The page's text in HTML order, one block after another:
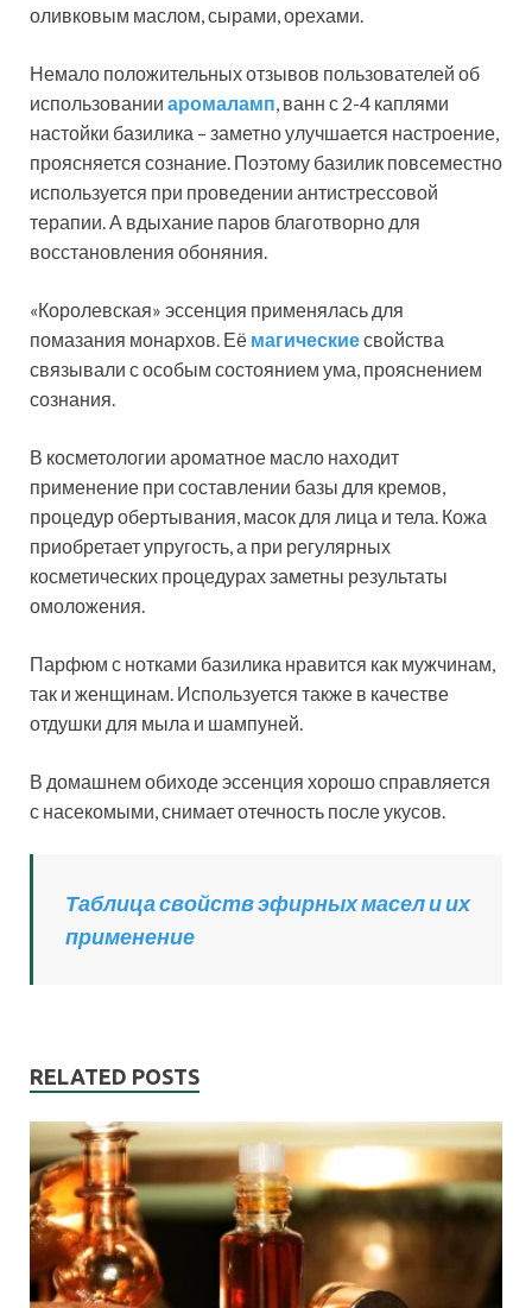
оливковым маслом, сырами, орехами.
Немало положительных отзывов пользователей об
использовании аромаламп, ванн с 2-4 каплями
настойки базилика – заметно улучшается настроение,
проясняется сознание. Поэтому базилик повсеместно
используется при проведении антистрессовой
терапии. А вдыхание паров благотворно для
восстановления обоняния.
«Королевская» эссенция применялась для
помазания монархов. Её магическиесвойства
связывали с особым состоянием ума, прояснением
сознания.
В косметологии ароматное масло находит
применение при составлении базы для кремов,
процедур обертывания, масок для лица и тела. Кожа
приобретает упругость, а при регулярных
косметических процедурах заметны результаты
омоложения.
Парфюм с нотками базилика нравится как мужчинам,
так и женщинам. Используется также в качестве
отдушки для мыла и шампуней.
В домашнем обиходе эссенция хорошо справляется
с насекомыми, снимает отечность после укусов.
Таблица свойств эфирных масел и их
применение
RELATED POSTS